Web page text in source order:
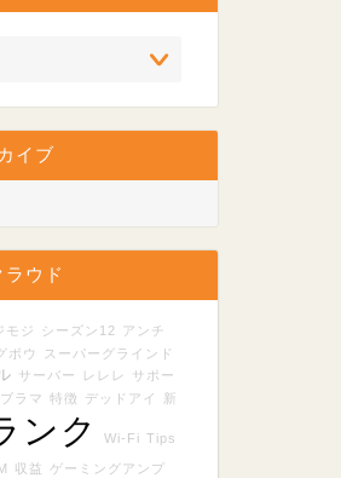
イブ
ラウド
モジ シーズン12
アンチ
ボウ
スーパーグラインド
サーバー レレレ
サポー
ブラマ 特徴 デッドアイ 新
ンク Wi-Fi Tips
収益
ゲーミングアンプ